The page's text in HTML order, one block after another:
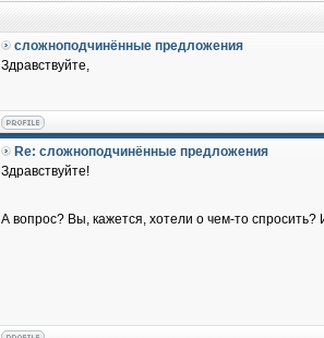
сложноподчинённые предложения
Здравствуйте,
Re: сложноподчинённые предложения
Здравствуйте!
А вопрос? Вы, кажется, хотели о чем-то